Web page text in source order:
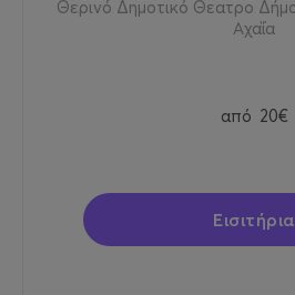
Θερινό Δημοτικό Θεατρο
Αχαΐα
από 20€
Εισιτήρια